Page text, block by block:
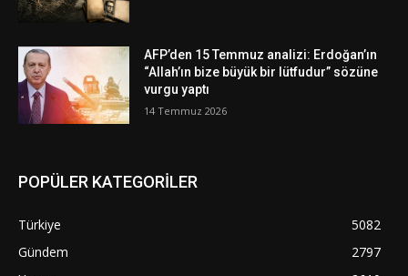
AFP’den 15 Temmuz analizi: Erdoğan’ın
“Allah’ın bize büyük bir lütfudur” sözüne
vurgu yaptı
14 Temmuz 2026
POPÜLER KATEGORİLER
Türkiye
5082
Gündem
2797